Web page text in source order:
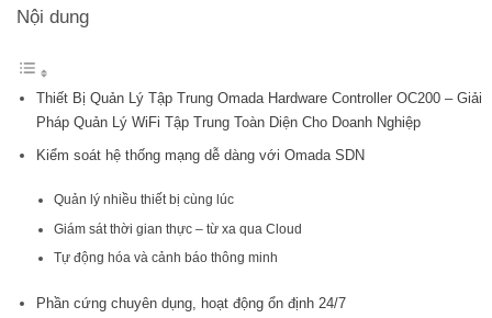
Nội dung
Thiết Bị Quản Lý Tập Trung Omada Hardware Controller OC200 – Giải
Pháp Quản Lý WiFi Tập Trung Toàn Diện Cho Doanh Nghiệp
Kiểm soát hệ thống mạng dễ dàng với Omada SDN
Quản lý nhiều thiết bị cùng lúc
Giám sát thời gian thực – từ xa qua Cloud
Tự động hóa và cảnh báo thông minh
Phần cứng chuyên dụng, hoạt động ổn định 24/7